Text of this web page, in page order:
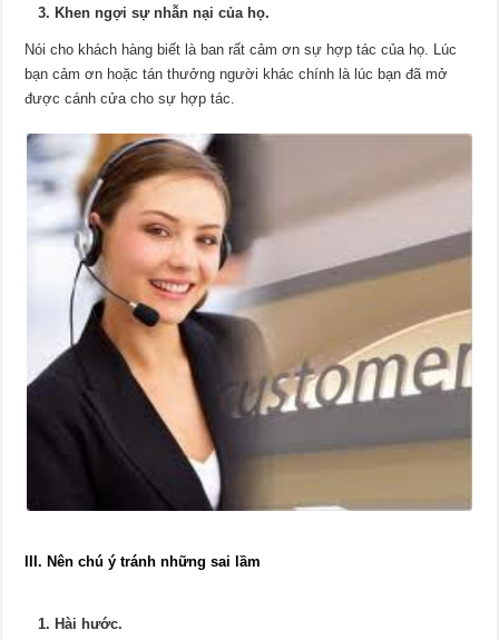
3. Khen ngợi sự nhẫn nại của họ.
Nói cho khách hàng biết là ban rất cảm ơn sự hợp tác của họ. Lúc
bạn cảm ơn hoặc tán thưởng người khác chính là lúc bạn đã mở
được cánh cửa cho sự hợp tác.
III. Nên chú ý tránh những sai lầm
1. Hài hước.